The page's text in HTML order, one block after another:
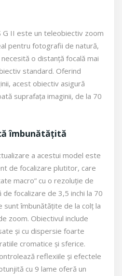
G II este un teleobiectiv zoom
pentru fotografii de natură,
o distanță focală mai
standard. Oferind
acest obiectiv asigură
suprafața imaginii, de la 70
îmbunătățită
a acestui model este
de focalizare plutitor, care
macro” cu o rezoluție de
focalizare de 3,5 inchi la 70
sunt îmbunătățite de la colț la
zoom. Obiectivul include
și cu dispersie foarte
cromatice și sferice.
reflexiile și efectele
cu 9 lame oferă un